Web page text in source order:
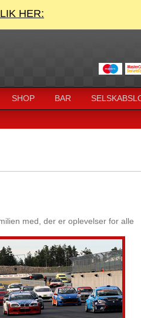
HER:
SHOP BAR
med, der er oplevelser for alle